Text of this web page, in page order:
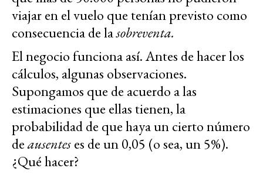
viajar en el vuelo que tenían previsto como
consecuencia de lasobreventa.
El negocio funciona así. Antes de hacer los
cálculos, algunas observaciones.
Supongamos que de acuerdo a las
estimaciones que ellas tienen, la
probabilidad de que haya un cierto número
deausenteses de un 0,05 (o sea, un 5%).
¿Qué hacer?